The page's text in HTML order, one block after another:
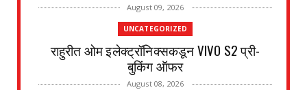
August 09, 2026
UNCATEGORIZED
राहुरीत ओम इलेक्ट्रॉनिक्सकडून VIVO S2 प्री-
बुकिंग ऑफर
August 08, 2026